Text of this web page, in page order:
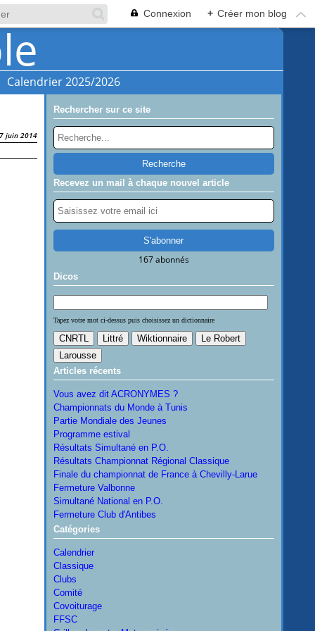
Connexion + Créer mon blog
Calendrier 2025/2026
juin 2014
Rechercher sur ce site
Recevez un mail à chaque nouvel article
167 abonnés
Dicos
Tapez votre mot ci-dessus puis choisissez un dictionnaire
Articles récents
Vous avez dit ACRONYMES ?
Championnats du Monde à Tunis
Partie Mondiale des Jeunes
Programme estival
Résultats Simultané en P.O.
Résultats Championnat Régional Classique
Finale du championnat de France à Chevilly-Larue
Fermeture Valbonne
Simultané National en P.O.
Fermeture Club d'Antibes
Catégories
Calendrier
Classique
Clubs
Comité
Covoiturage
FFSC